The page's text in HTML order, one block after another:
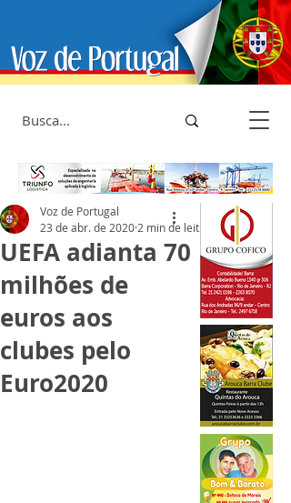
UEFA adianta 70
milhões de
euros aos
clubes pelo
Euro2020
Voz de Portugal
23 de abr. de 2020 2 min de leitura